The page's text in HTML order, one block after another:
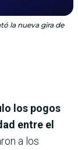
la nueva gira de
los pogos
entre el
a los